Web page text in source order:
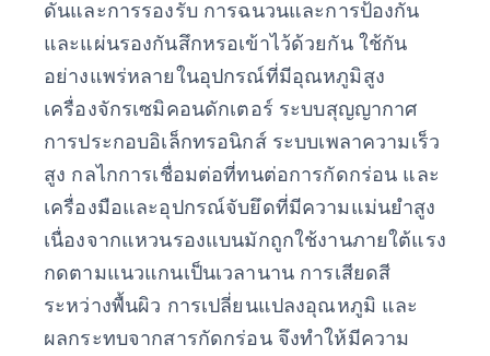
ดันและการรองรับ การฉนวนและการป้องกัน
และแผ่นรองกันสึกหรอเข้าไว้ด้วยกัน ใช้กัน
อย่างแพร่หลายในอุปกรณ์ที่มีอุณหภูมิสูง
เครื่องจักรเซมิคอนดักเตอร์ ระบบสุญญากาศ
การประกอบอิเล็กทรอนิกส์ ระบบเพลาความเร็ว
สูง กลไกการเชื่อมต่อที่ทนต่อการกัดกร่อน และ
เครื่องมือและอุปกรณ์จับยึดที่มีความแม่นยำสูง
เนื่องจากแหวนรองแบนมักถูกใช้งานภายใต้แรง
กดตามแนวแกนเป็นเวลานาน การเสียดสี
ระหว่างพื้นผิว การเปลี่ยนแปลงอุณหภูมิ และ
ผลกระทบจากสารกัดกร่อน จึงทำให้มีความ